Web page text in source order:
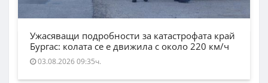
Ужасяващи подробности за катастрофата край
Бургас: колата се е движила с около 220 км/ч
03.08.2026 09:35ч.